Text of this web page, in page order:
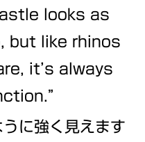
looks as
but like rhinos
it’s always
に強く見えます